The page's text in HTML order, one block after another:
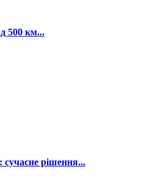
500 км...
сучасне рішення...